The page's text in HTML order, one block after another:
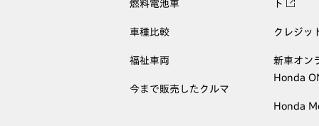
燃料電池車
車種比較
福祉車両
今まで販売したクルマ
ト
クレジッ
新車オン
Honda
Honda